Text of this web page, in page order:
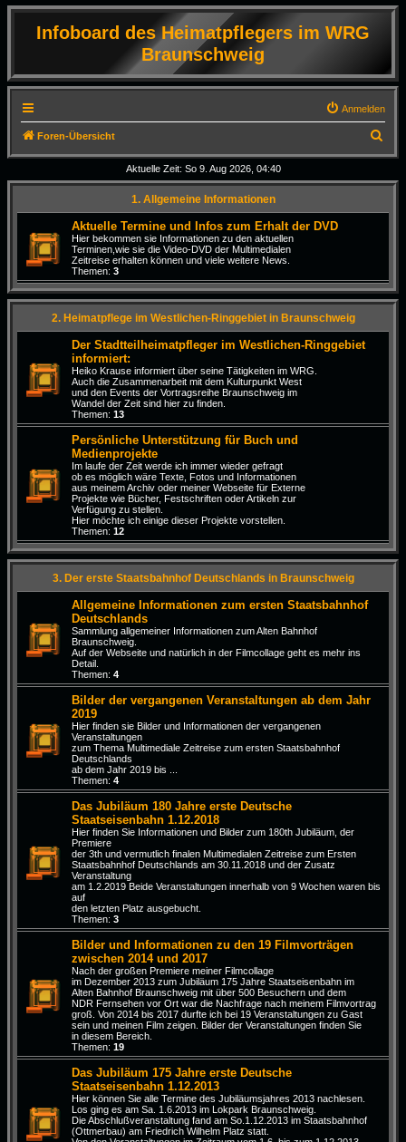
Infoboard des Heimatpflegers im WRG
Braunschweig
Anmelden
Foren-Übersicht
u
c
Aktuelle Zeit: So 9. Aug 2026, 04:40
1. Allgemeine Informationen
Aktuelle Termine und Infos zum Erhalt der DVD
Hier bekommen sie Informationen zu den aktuellen
Terminen,wie sie die Video-DVD der Multimedialen
Zeitreise erhalten können und viele weitere News.
Themen: 3
2. Heimatpflege im Westlichen-Ringgebiet in Braunschweig
Der Stadtteilheimatpfleger im Westlichen-Ringgebiet
informiert:
Heiko Krause informiert über seine Tätigkeiten im WRG.
Auch die Zusammenarbeit mit dem Kulturpunkt West
und den Events der Vortragsreihe Braunschweig im
Wandel der Zeit sind hier zu finden.
Themen: 13
Persönliche Unterstützung für Buch und
Medienprojekte
Im laufe der Zeit werde ich immer wieder gefragt
ob es möglich wäre Texte, Fotos und Informationen
aus meinem Archiv oder meiner Webseite für Externe
Projekte wie Bücher, Festschriften oder Artikeln zur
Verfügung zu stellen.
Hier möchte ich einige dieser Projekte vorstellen.
Themen: 12
3. Der erste Staatsbahnhof Deutschlands in Braunschweig
Allgemeine Informationen zum ersten Staatsbahnhof
Deutschlands
Sammlung allgemeiner Informationen zum Alten Bahnhof
Braunschweig.
Auf der Webseite und natürlich in der Filmcollage geht es mehr ins
Detail.
Themen: 4
Bilder der vergangenen Veranstaltungen ab dem Jahr
2019
Hier finden sie Bilder und Informationen der vergangenen
Veranstaltungen
zum Thema Multimediale Zeitreise zum ersten Staatsbahnhof
Deutschlands
ab dem Jahr 2019 bis ...
Themen: 4
Das Jubiläum 180 Jahre erste Deutsche
Staatseisenbahn 1.12.2018
Hier finden Sie Informationen und Bilder zum 180th Jubiläum, der
Premiere
der 3th und vermutlich finalen Multimedialen Zeitreise zum Ersten
Staatsbahnhof Deutschlands am 30.11.2018 und der Zusatz
Veranstaltung
am 1.2.2019 Beide Veranstaltungen innerhalb von 9 Wochen waren bis
auf
den letzten Platz ausgebucht.
Themen: 3
Bilder und Informationen zu den 19 Filmvorträgen
zwischen 2014 und 2017
Nach der großen Premiere meiner Filmcollage
im Dezember 2013 zum Jubiläum 175 Jahre Staatseisenbahn im
Alten Bahnhof Braunschweig mit über 500 Besuchern und dem
NDR Fernsehen vor Ort war die Nachfrage nach meinem Filmvortrag
groß. Von 2014 bis 2017 durfte ich bei 19 Veranstaltungen zu Gast
sein und meinen Film zeigen. Bilder der Veranstaltungen finden Sie
in diesem Bereich.
Themen: 19
Das Jubiläum 175 Jahre erste Deutsche
Staatseisenbahn 1.12.2013
Hier können Sie alle Termine des Jubiläumsjahres 2013 nachlesen.
Los ging es am Sa. 1.6.2013 im Lokpark Braunschweig.
Die Abschlußveranstaltung fand am So.1.12.2013 im Staatsbahnhof
(Ottmerbau) am Friedrich Wilhelm Platz statt.